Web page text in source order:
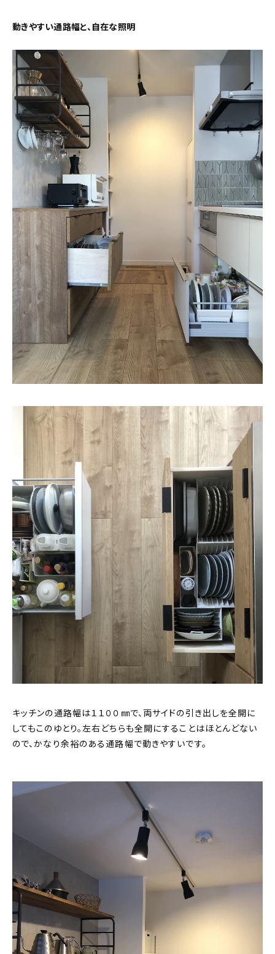
動きやすい通路幅と、自在な照明
キッチンの通路幅は１１００㎜で、両サイドの引き出しを全開に
してもこのゆとり。左右どちらも全開にすることはほとんどない
ので、かなり余裕のある通路幅で動きやすいです。